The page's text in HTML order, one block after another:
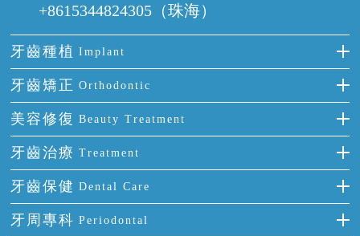
+8615344824305（珠海）
牙齒種植 Implant
種牙
單顆牙缺失
門牙缺失
多顆牙缺失
半口缺失
全口缺失
牙齒矯正 Orthodontic
隱形箍牙
前牙反頜
牙齒擁擠
牙齒前突
牙齒稀疏
美容修復 Beauty Treatment
全瓷牙
烤瓷牙
氟斑牙
牙齒治療 Treatment
補牙
智齒
牙齒保健 Dental Care
正確刷牙
牙周專科 Periodontal